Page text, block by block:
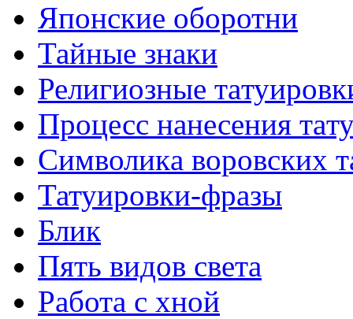
Японские оборотни
Тайные знаки
Религиозные
Процесс нанесения
Символикa воровских
Татуировки-фразы
Блик
Пять видов светa
Работa с хнoй